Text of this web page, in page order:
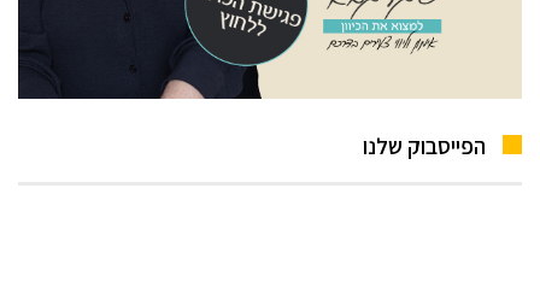
הפייסבוק שלנו